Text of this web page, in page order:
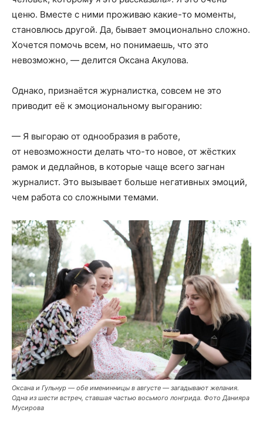
ценю. Вместе с ними проживаю какие-то моменты,
становлюсь другой. Да, бывает эмоционально сложно.
Хочется помочь всем, но понимаешь, что это
невозможно, — делится Оксана Акулова.
Однако, признаётся журналистка, совсем не это
приводит её к эмоциональному выгоранию:
— Я выгораю от однообразия в работе,
от невозможности делать что-то новое, от жёстких
рамок и дедлайнов, в которые чаще всего загнан
журналист. Это вызывает больше негативных эмоций,
чем работа со сложными темами.
Оксана и Гульнур — обе именинницы в августе — загадывают желания.
Одна из шести встреч, ставшая частью восьмого лонгрида. Фото Данияра
Мусирова